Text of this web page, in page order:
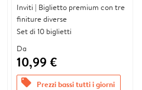
Inviti | Biglietto premium con tre
finiture diverse
Set di 10 biglietti
Da
10,99 €
offers Prezzi bassi tutti i giorni